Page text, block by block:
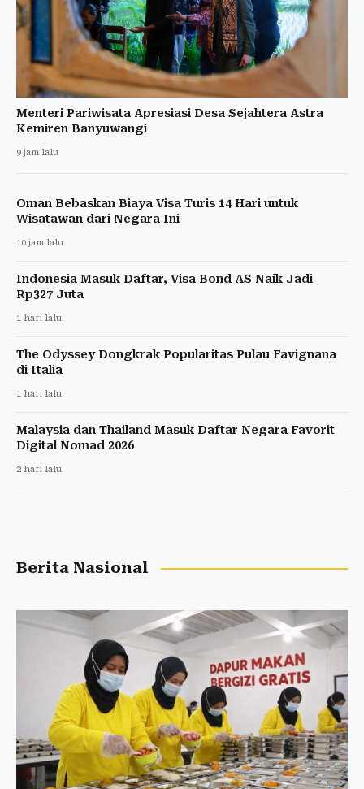
Menteri Pariwisata Apresiasi Desa Sejahtera Astra
Kemiren Banyuwangi
9 jam lalu
Oman Bebaskan Biaya Visa Turis 14 Hari untuk
Wisatawan dari Negara Ini
10 jam lalu
Indonesia Masuk Daftar, Visa Bond AS Naik Jadi
Rp327 Juta
1 hari lalu
The Odyssey Dongkrak Popularitas Pulau Favignana
di Italia
1 hari lalu
Malaysia dan Thailand Masuk Daftar Negara Favorit
Digital Nomad 2026
2 hari lalu
Berita Nasional